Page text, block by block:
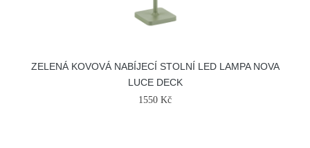
ZELENÁ KOVOVÁ NABÍJECÍ STOLNÍ LED LAMPA NOVA
LUCE DECK
1550 Kč